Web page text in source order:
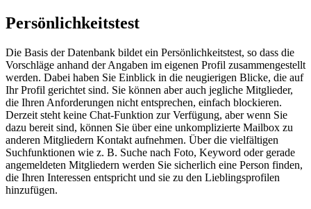
Persönlichkeitstest
Die Basis der Datenbank bildet ein Persönlichkeitstest, so dass die
Vorschläge anhand der Angaben im eigenen Profil zusammengestellt
werden. Dabei haben Sie Einblick in die neugierigen Blicke, die auf
Ihr Profil gerichtet sind. Sie können aber auch jegliche Mitglieder,
die Ihren Anforderungen nicht entsprechen, einfach blockieren.
Derzeit steht keine Chat-Funktion zur Verfügung, aber wenn Sie
dazu bereit sind, können Sie über eine unkomplizierte Mailbox zu
anderen Mitgliedern Kontakt aufnehmen. Über die vielfältigen
Suchfunktionen wie z. B. Suche nach Foto, Keyword oder gerade
angemeldeten Mitgliedern werden Sie sicherlich eine Person finden,
die Ihren Interessen entspricht und sie zu den Lieblingsprofilen
hinzufügen.